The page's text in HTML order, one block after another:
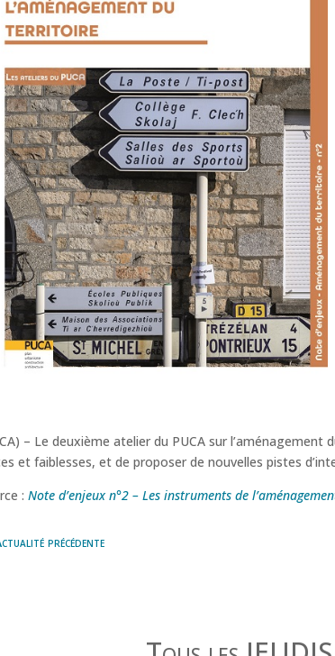
– Le deuxième atelier du PUCA sur
et faiblesses, et de proposer de nouvelles pistes
:Note d’enjeux n°2 – Les instruments de
précédente